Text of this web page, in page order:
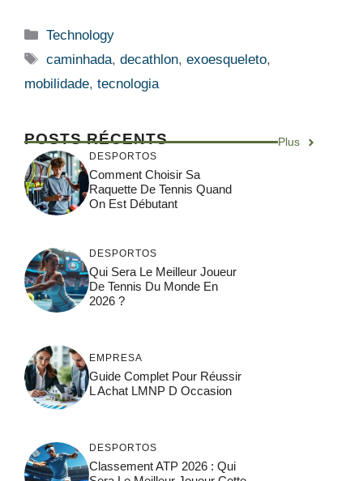
Categorias
Technology
Etiquetas
caminhada,decathlon,exoesqueleto,
mobilidade, tecnologia
POSTS RÉCENTS Plus
DESPORTOS
Comment Choisir Sa
Raquette De Tennis Quand
On Est Débutant
DESPORTOS
Qui Sera Le Meilleur Joueur
De Tennis Du Monde En
2026 ?
EMPRESA
Guide Complet Pour Réussir
L Achat LMNP D Occasion
DESPORTOS
Classement ATP 2026 : Qui